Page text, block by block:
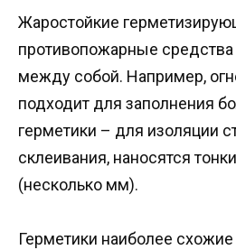
Жаростойкие
противопожарные средства
между собой. Например,
подходит для заполнения
герметики – для изоляции
склеивания, наносятся
(несколько мм).
Герметики наиболее